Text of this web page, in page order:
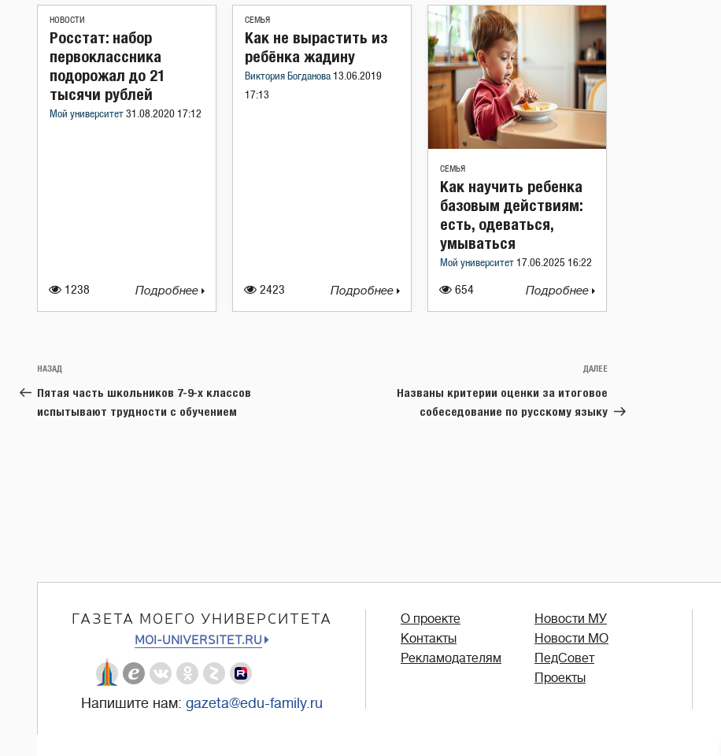
НОВОСТИ
1238
Росстат: набор
первоклассника
подорожал до 21
тысячи рублей
Мой университет 31.08.2020 17:12
Подробнее
СЕМЬЯ
2423
Как не вырастить из
ребёнка жадину
Виктория Богданова 13.06.2019
17:13
Подробнее
СЕМЬЯ
654
Как научить ребенка
базовым действиям:
есть, одеваться,
умываться
Мой университет 17.06.2025 16:22
Подробнее
Навигация
по
записям
Предыдущая
запись:
НАЗАД
Пятая часть школьников 7-9-х классов
испытывают трудности с обучением
Следующая
ДАЛЕЕ
Названы критерии оценки за итоговое
собеседование по русскому языку
ГАЗЕТА МОЕГО УНИВЕРСИТЕТА
MOI-UNIVERSITET.RU
Напишите нам: gazeta@edu-family.ru
О проекте
Контакты
Рекламодателям
Новости МУ
Новости МО
ПедСовет
Проекты